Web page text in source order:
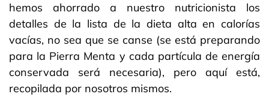
hemos ahorrado a nuestro nutricionista los
detalles de la lista de la dieta alta en calorías
vacías, no sea que se canse (se está preparando
para la Pierra Menta y cada partícula de energía
conservada será necesaria), pero aquí está,
recopilada por nosotros mismos.